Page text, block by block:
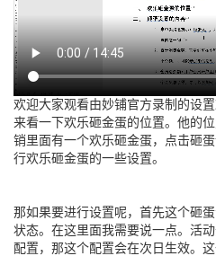
欢迎大家观看由妙铺官方录制的设
来看一下欢乐砸金蛋的位置。他的
销里面有一个欢乐砸金蛋，点击砸
行欢乐砸金蛋的一些设置。
那如果要进行设置呢，首先这个砸
状态。在这里面我需要说一点。活
配置，那这个配置会在次日生效。